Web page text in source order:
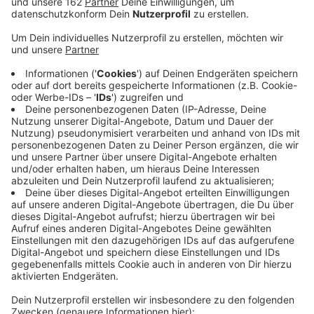
Veröffentlicht:Mittwoch, 26.08.2020 09:38
Anzeige
Die Stadt Moers will die Schulen fit machen fürs
Homeschooling. Dafür sollen rund 2.400 Tablets für
Lehrer und Schüler gekauft werden. Das Geld - über
eine Million Euro -kommt aus einem Förderprogramm
des Landes, die Stadt muss zehn Prozent selbst
übernehmen. Es werden aber nicht alle Schüler und
Lehrer ein Tablet bekommen. Außerdem wird es wohl
einige Monate dauern, bis die Geräte an den Schulen
sind. Das hängt unter anderem von der Verfügbarkeit
Fördergelder auf.